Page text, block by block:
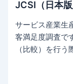
JCSI（日本版
サービス産業生
客満足度調査で
（比較）を行う